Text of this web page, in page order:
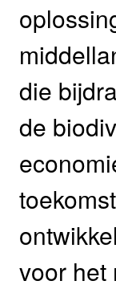
die
de
voor het